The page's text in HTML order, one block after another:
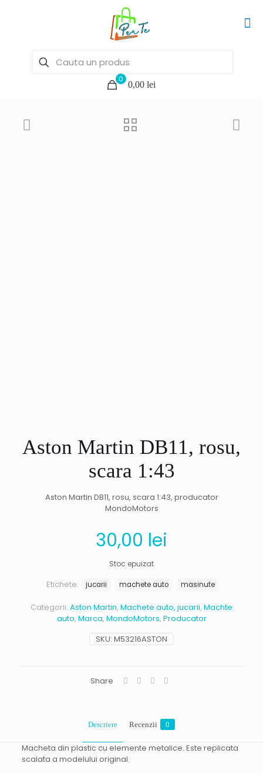
0
0,00 lei
Aston Martin DB11, rosu,
scara 1:43
Aston Martin DB11, rosu, scara 1:43, producator
MondoMotors
30,00 lei
Stoc epuizat
SKU: M53216ASTON
Categorii: Aston Martin, Machete auto, jucarii, Machte
auto, Marca, MondoMotors, Producator
Etichete: jucarii machete auto masinute
Share
Descriere Recenzii 0
Macheta din plastic cu elemente metalice. Este replicata
scalata a modelului original.